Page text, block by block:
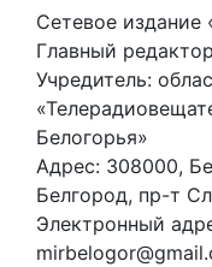
Сетевое издание
Главный
Учредитель:
Белогорья»
Адрес: 308000,
Белгород, пр-т
Электронный